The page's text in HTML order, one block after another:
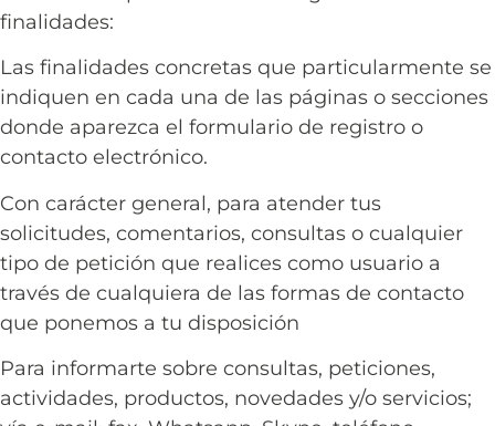
finalidades:
Las finalidades concretas que particularmente se
indiquen en cada una de las páginas o secciones
donde aparezca el formulario de registro o
contacto electrónico.
Con carácter general, para atender tus
solicitudes, comentarios, consultas o cualquier
tipo de petición que realices como usuario a
través de cualquiera de las formas de contacto
que ponemos a tu disposición
Para informarte sobre consultas, peticiones,
actividades, productos, novedades y/o servicios;